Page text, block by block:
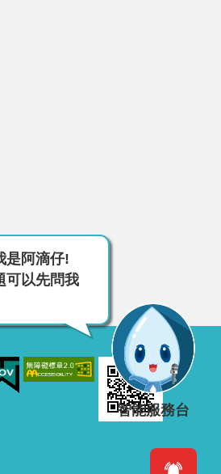
是阿滴仔!
可以先問我
智能服務台